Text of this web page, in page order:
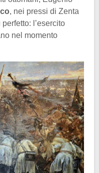
, nei pressi di Zenta
l’esercito
nel momento